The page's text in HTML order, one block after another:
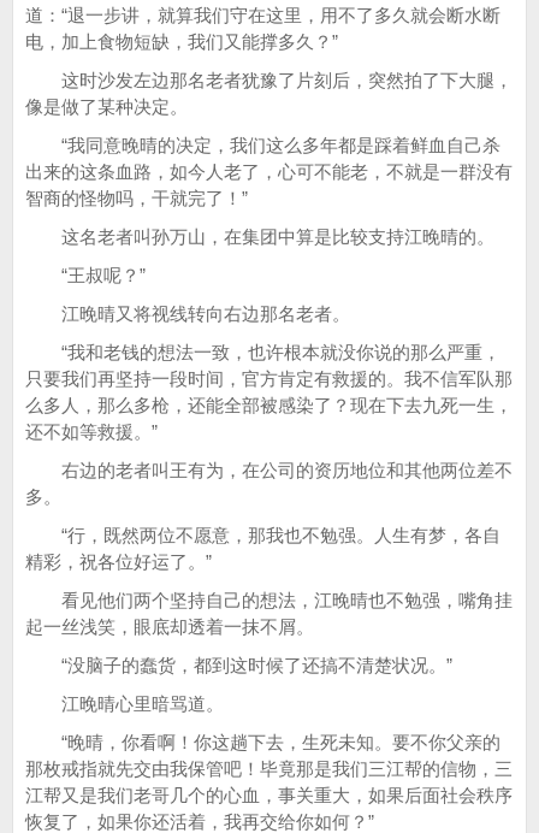
道：“退一步讲，就算我们守在这里，用不了多久就会断水断
电，加上食物短缺，我们又能撑多久？”
这时沙发左边那名老者犹豫了片刻后，突然拍了下大腿，
像是做了某种决定。
“我同意晚晴的决定，我们这么多年都是踩着鲜血自己杀
出来的这条血路，如今人老了，心可不能老，不就是一群没有
智商的怪物吗，干就完了！”
这名老者叫孙万山，在集团中算是比较支持江晚晴的。
“王叔呢？”
江晚晴又将视线转向右边那名老者。
“我和老钱的想法一致，也许根本就没你说的那么严重，
只要我们再坚持一段时间，官方肯定有救援的。我不信军队那
么多人，那么多枪，还能全部被感染了？现在下去九死一生，
还不如等救援。”
右边的老者叫王有为，在公司的资历地位和其他两位差不
多。
“行，既然两位不愿意，那我也不勉强。人生有梦，各自
精彩，祝各位好运了。”
看见他们两个坚持自己的想法，江晚晴也不勉强，嘴角挂
起一丝浅笑，眼底却透着一抹不屑。
“没脑子的蠢货，都到这时候了还搞不清楚状况。”
江晚晴心里暗骂道。
“晚晴，你看啊！你这趟下去，生死未知。要不你父亲的
那枚戒指就先交由我保管吧！毕竟那是我们三江帮的信物，三
江帮又是我们老哥几个的心血，事关重大，如果后面社会秩序
恢复了，如果你还活着，我再交给你如何？”